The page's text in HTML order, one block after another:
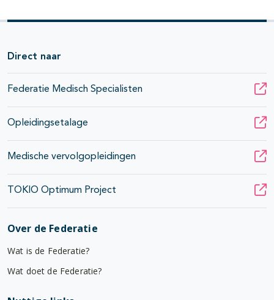
Direct naar
Federatie Medisch Specialisten
Opleidingsetalage
Medische vervolgopleidingen
TOKIO Optimum Project
Over de Federatie
Wat is de Federatie?
Wat doet de Federatie?